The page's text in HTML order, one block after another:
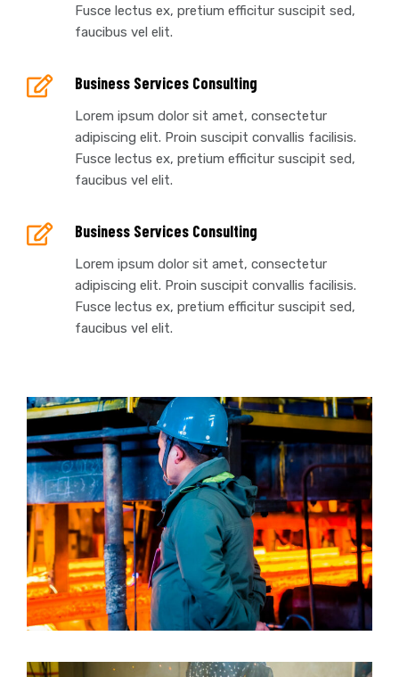
Fusce lectus ex, pretium efficitur suscipit sed,
faucibus vel elit.
Business Services Consulting
Lorem ipsum dolor sit amet, consectetur
adipiscing elit. Proin suscipit convallis facilisis.
Fusce lectus ex, pretium efficitur suscipit sed,
faucibus vel elit.
Business Services Consulting
Lorem ipsum dolor sit amet, consectetur
adipiscing elit. Proin suscipit convallis facilisis.
Fusce lectus ex, pretium efficitur suscipit sed,
faucibus vel elit.